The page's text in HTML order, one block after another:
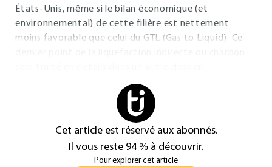
États-Unis, même si le bilan économique (et
environnemental) de cette filière est nettement
moins favorable que celui du GTL (Gas to Liquid). Ce
Cet article est réservé aux abonnés.
Il vous reste 94 % à découvrir.
Pour explorer cet article